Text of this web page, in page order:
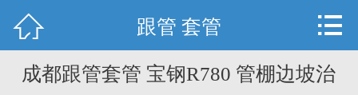
新闻资讯
 跟管 套管 
成都跟管套管 宝钢R780 管棚边坡治